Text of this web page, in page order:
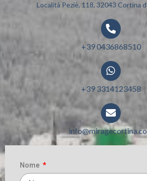
Località Peziè, 118, 32043 Cortina
.
+39 0436868510
.
+39 3314123458
.
.
Nome